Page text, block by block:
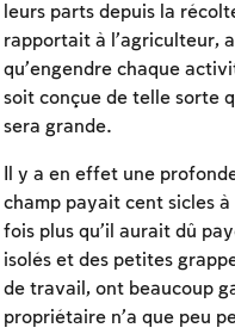
leurs parts depuis la
rapportait à l’agriculteur,
qu’engendre chaque
soit conçue de telle sorte
sera grande.
Il y a en effet une
champ payait cent sicles
fois plus qu’il aurait dû
isolés et des petites
de travail, ont beaucoup
propriétaire n’a que peu